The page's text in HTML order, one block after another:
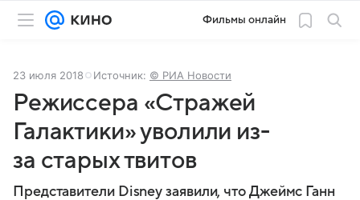
Фильмы онлайн
23 июля 2018 Источник: © РИА Новости
Режиссера «Стражей
Галактики» уволили из-
за старых твитов
Представители Disney заявили, что Джеймс Ганн